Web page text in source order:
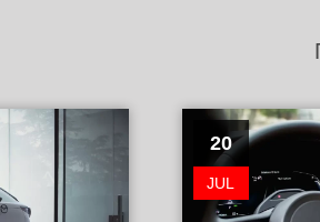
20
JUL